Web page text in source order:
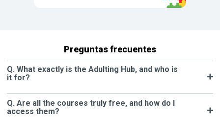
Preguntas frecuentes
Q. What exactly is the Adulting Hub, and who is
it for?
Q. Are all the courses truly free, and how do I
access them?